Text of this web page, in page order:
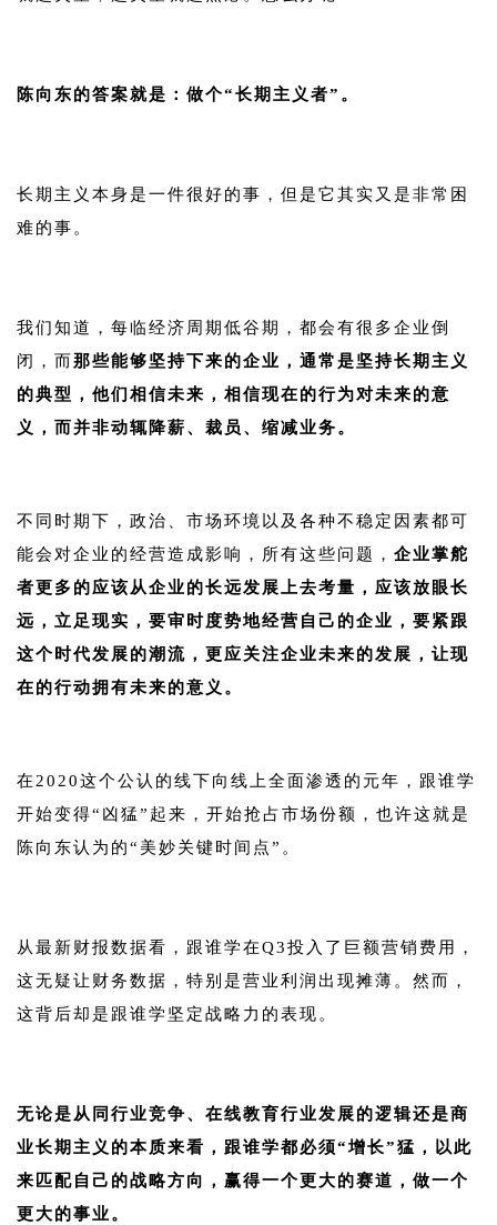
陈向东的答案就是：做个“长期主义者”。
长期主义本身是一件很好的事，但是它其实又是非常困
难的事。
我们知道，每临经济周期低谷期，都会有很多企业倒
闭，而那些能够坚持下来的企业，通常是坚持长期主义
的典型，他们相信未来，相信现在的行为对未来的意
义，而并非动辄降薪、裁员、缩减业务。
不同时期下，政治、市场环境以及各种不稳定因素都可
能会对企业的经营造成影响，所有这些问题， 企业掌舵
者更多的应该从企业的长远发展上去考量，应该放眼长
远，立足现实，要审时度势地经营自己的企业，要紧跟
这个时代发展的潮流，更应关注企业未来的发展，让现
在的行动拥有未来的意义。
在2020这个公认的线下向线上全面渗透的元年，跟谁学
开始变得“凶猛”起来，开始抢占市场份额，也许这就是
陈向东认为的“美妙关键时间点”。
从最新财报数据看，跟谁学在Q3投入了巨额营销费用，
这无疑让财务数据，特别是营业利润出现摊薄。然而，
这背后却是跟谁学坚定战略力的表现。
无论是从同行业竞争、在线教育行业发展的逻辑还是商
业长期主义的本质来看，跟谁学都必须“增长”猛，以此
来匹配自己的战略方向，赢得一个更大的赛道，做一个
更大的事业。